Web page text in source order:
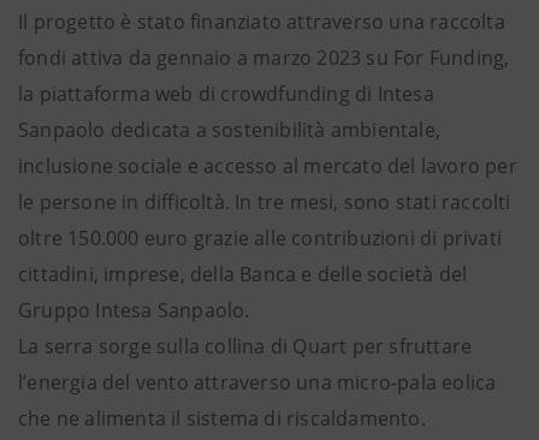
Il progetto è stato finanziato attraverso una raccolta
fondi attiva da gennaio a marzo 2023 su For Funding,
la piattaforma web di crowdfunding di Intesa
Sanpaolo dedicata a sostenibilità ambientale,
inclusione sociale e accesso al mercato del lavoro per
le persone in difficoltà. In tre mesi, sono stati raccolti
oltre 150.000 euro grazie alle contribuzioni di privati
cittadini, imprese, della Banca e delle società del
Gruppo Intesa Sanpaolo.
La serra sorge sulla collina di Quart per sfruttare
l’energia del vento attraverso una micro-pala eolica
che ne alimenta il sistema di riscaldamento.